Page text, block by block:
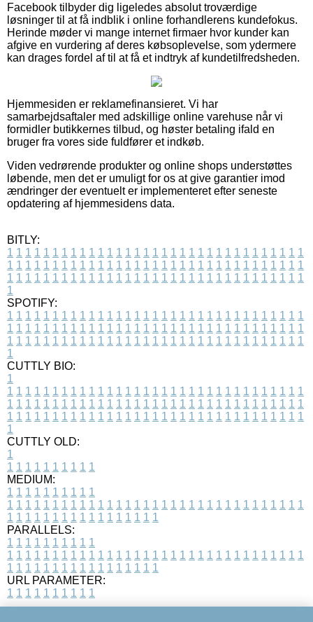
Facebook tilbyder dig ligeledes absolut troværdige
løsninger til at få indblik i online forhandlerens kundefokus.
Herinde møder vi mange internet firmaer hvor kunder kan
afgive en vurdering af deres købsoplevelse, som ydermere
kan drages fordel af til at få et indtryk af kundetilfredsheden.
Hjemmesiden er reklamefinansieret. Vi har
samarbejdsaftaler med adskillige online varehuse når vi
formidler butikkernes tilbud, og høster betaling ifald en
bruger fra vores side fuldfører et indkøb.
Viden vedrørende produkter og online shops understøttes
løbende, men det er umuligt for os at give garantier imod
ændringer der eventuelt er implementeret efter seneste
opdatering af hjemmesidens data.
BITLY:
1 1 1 1 1 1 1 1 1 1 1 1 1 1 1 1 1 1 1 1 1 1 1 1 1 1 1 1 1 1 1 1 1
1 1 1 1 1 1 1 1 1 1 1 1 1 1 1 1 1 1 1 1 1 1 1 1 1 1 1 1 1 1 1 1 1
1 1 1 1 1 1 1 1 1 1 1 1 1 1 1 1 1 1 1 1 1 1 1 1 1 1 1 1 1 1 1 1 1
1
SPOTIFY:
1 1 1 1 1 1 1 1 1 1 1 1 1 1 1 1 1 1 1 1 1 1 1 1 1 1 1 1 1 1 1 1 1
1 1 1 1 1 1 1 1 1 1 1 1 1 1 1 1 1 1 1 1 1 1 1 1 1 1 1 1 1 1 1 1 1
1 1 1 1 1 1 1 1 1 1 1 1 1 1 1 1 1 1 1 1 1 1 1 1 1 1 1 1 1 1 1 1 1
1
CUTTLY BIO:
1
1 1 1 1 1 1 1 1 1 1 1 1 1 1 1 1 1 1 1 1 1 1 1 1 1 1 1 1 1 1 1 1 1
1 1 1 1 1 1 1 1 1 1 1 1 1 1 1 1 1 1 1 1 1 1 1 1 1 1 1 1 1 1 1 1 1
1 1 1 1 1 1 1 1 1 1 1 1 1 1 1 1 1 1 1 1 1 1 1 1 1 1 1 1 1 1 1 1 1
1
CUTTLY OLD:
1
1 1 1 1 1 1 1 1 1 1
MEDIUM:
1 1 1 1 1 1 1 1 1 1
1 1 1 1 1 1 1 1 1 1 1 1 1 1 1 1 1 1 1 1 1 1 1 1 1 1 1 1 1 1 1 1 1
1 1 1 1 1 1 1 1 1 1 1 1 1 1 1 1 1
PARALLELS:
1 1 1 1 1 1 1 1 1 1
1 1 1 1 1 1 1 1 1 1 1 1 1 1 1 1 1 1 1 1 1 1 1 1 1 1 1 1 1 1 1 1 1
1 1 1 1 1 1 1 1 1 1 1 1 1 1 1 1 1
URL PARAMETER:
1 1 1 1 1 1 1 1 1 1